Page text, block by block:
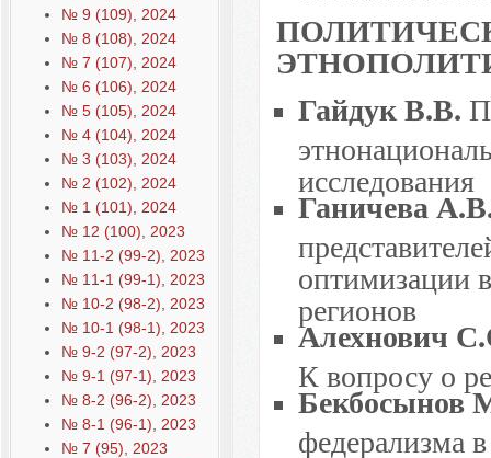
№ 9 (109), 2024
№ 8 (108), 2024
№ 7 (107), 2024
№ 6 (106), 2024
№ 5 (105), 2024
№ 4 (104), 2024
№ 3 (103), 2024
№ 2 (102), 2024
№ 1 (101), 2024
№ 12 (100), 2023
№ 11-2 (99-2), 2023
№ 11-1 (99-1), 2023
№ 10-2 (98-2), 2023
№ 10-1 (98-1), 2023
№ 9-2 (97-2), 2023
№ 9-1 (97-1), 2023
№ 8-2 (96-2), 2023
№ 8-1 (96-1), 2023
№ 7 (95), 2023
Гайдук В.В.
исследования
Ганичева
оптимизации
регионов
Алехнович
К вопросу о
Бекбосынов
федерализма